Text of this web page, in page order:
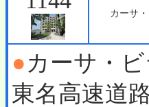
カーサ
●カーサ・
東名高速道